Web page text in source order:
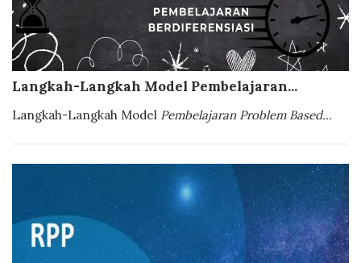
Langkah-Langkah Model Pembelajaran...
Langkah-Langkah Model Pembelajaran Problem Based...